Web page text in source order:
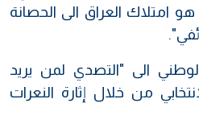
امتلاك العراق الى الحصانة
الى "التصدي لمن يريد
من خلال إثارة النعرات